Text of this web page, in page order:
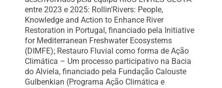
entre 2023 e 2025: Rollin’Rivers: People,
Knowledge and Action to Enhance River
Restoration in Portugal, financiado pela Initiative
for Mediterranean Freshwater Ecosystems
(DIMFE); Restauro Fluvial como forma de Ação
Climática – Um processo participativo na Bacia
do Alviela, financiado pela Fundação Calouste
Gulbenkian (Programa Ação Climática e